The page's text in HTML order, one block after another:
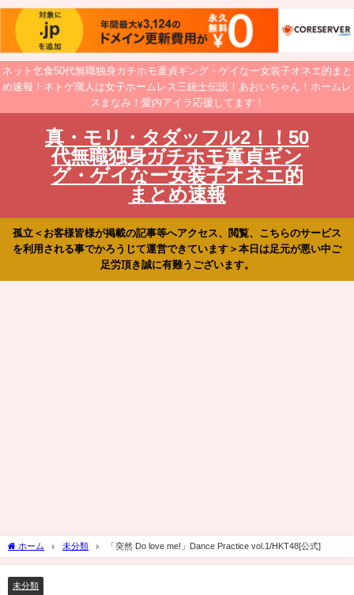
ネット乞食50代無職独身ガチホモ童貞ギング・ゲイなー女装子オネエ的まと
め速報！ネトゲ廃人は女子ホームレス三銃士伝説！あおいちゃん！ホームレ
スまなみ！愛内アイラ応援してます！
真・モリ・タダッフル2！！50
代無職独身ガチホモ童貞ギン
グ・ゲイなー女装子オネエ的
まとめ速報
孤立＜お客様皆様が掲載の記事等へアクセス、閲覧、こちらのサービス
を利用される事でかろうじて運営できています＞本日は足元が悪い中ご
足労頂き誠に有難うございます。
ホーム 未分類 「突然 Do love me!」Dance Practice vol.1/HKT48[公式]
未分類